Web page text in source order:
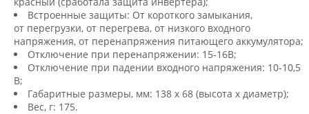
Встроенные защиты: От короткого замыкания,
от перегрузки, от перегрева, от низкого входного
напряжения, от перенапряжения питающего аккумулятора;
Отключение при перенапряжении: 15-16В;
Отключение при падении входного напряжения: 10-10,5
В;
Габаритные размеры, мм: 138 х 68 (высота х диаметр);
Вес, г: 175.